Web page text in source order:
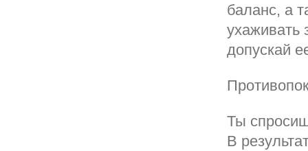
баланс, а
ухаживать
допускай
Ты
В